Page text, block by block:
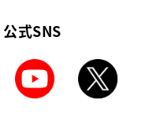
式SNS